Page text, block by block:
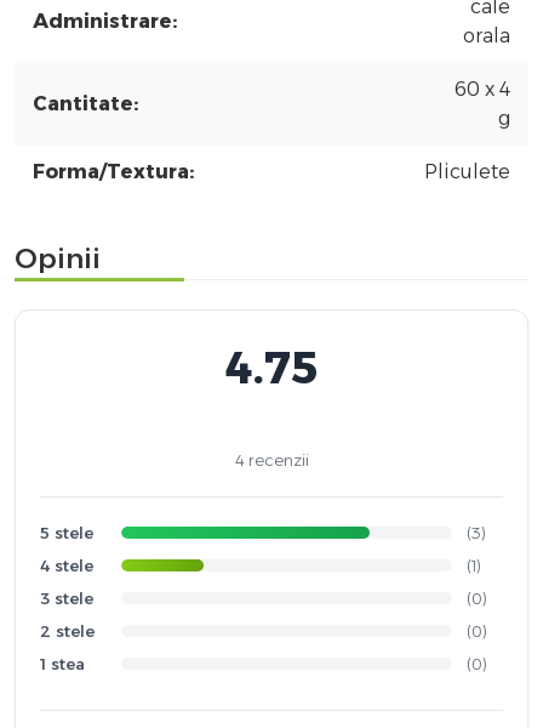
Administrare:
cale
orala
Cantitate:
60 x 4
g
Forma/Textura: Pliculete
Opinii
4.75
4 recenzii
5 stele
(3)
4 stele
(1)
3 stele
(0)
2 stele
(0)
1 stea
(0)